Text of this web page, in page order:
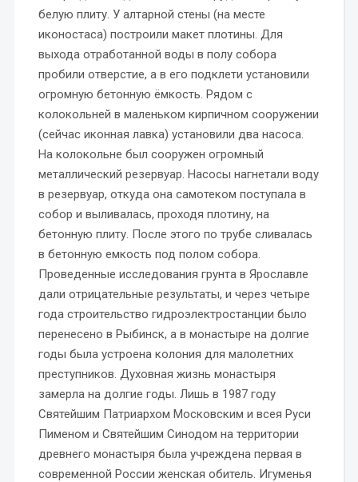
белую плиту. У алтарной стены (на месте
иконостаса) построили макет плотины. Для
выхода отработанной воды в полу собора
пробили отверстие, а в его подклети установили
огромную бетонную ёмкость. Рядом с
колокольней в маленьком кирпичном сооружении
(сейчас иконная лавка) установили два насоса.
На колокольне был сооружен огромный
металлический резервуар. Насосы нагнетали воду
в резервуар, откуда она самотеком поступала в
собор и выливалась, проходя плотину, на
бетонную плиту. После этого по трубе сливалась
в бетонную емкость под полом собора.
Проведенные исследования грунта в Ярославле
дали отрицательные результаты, и через четыре
года строительство гидроэлектростанции было
перенесено в Рыбинск, а в монастыре на долгие
годы была устроена колония для малолетних
преступников. Духовная жизнь монастыря
замерла на долгие годы. Лишь в 1987 году
Святейшим Патриархом Московским и всея Руси
Пименом и Святейшим Синодом на территории
древнего монастыря была учреждена первая в
современной России женская обитель. Игуменья